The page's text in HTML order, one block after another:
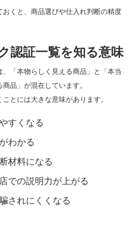
おくと、商品選びや仕入れ判断の精度
認証一覧を知る意味
、「本物らしく見える商品」と「本当
品」が混在しています。
とには大きな意味があります。
すくなる
わかる
材料になる
での説明力が上がる
されにくくなる